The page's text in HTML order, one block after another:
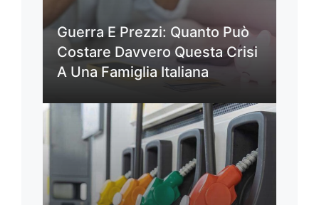
Guerra E Prezzi: Quanto Può
Costare Davvero Questa Crisi
A Una Famiglia Italiana